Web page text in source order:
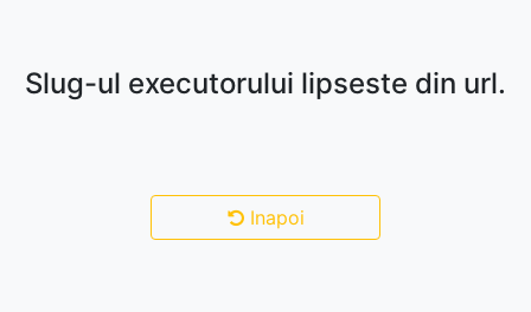
Slug-ul executorului lipseste din url.
Inapoi